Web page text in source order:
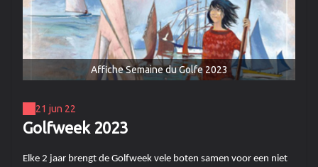
Affiche Semaine du Golfe 2023
21 jun 22
Golfweek 2023
Elke 2 jaar brengt de Golfweek vele boten samen voor een niet